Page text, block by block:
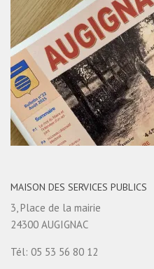
MAISON DES SERVICES PUBLICS
3, Place de la mairie
24300 AUGIGNAC
Tél: 05 53 56 80 12